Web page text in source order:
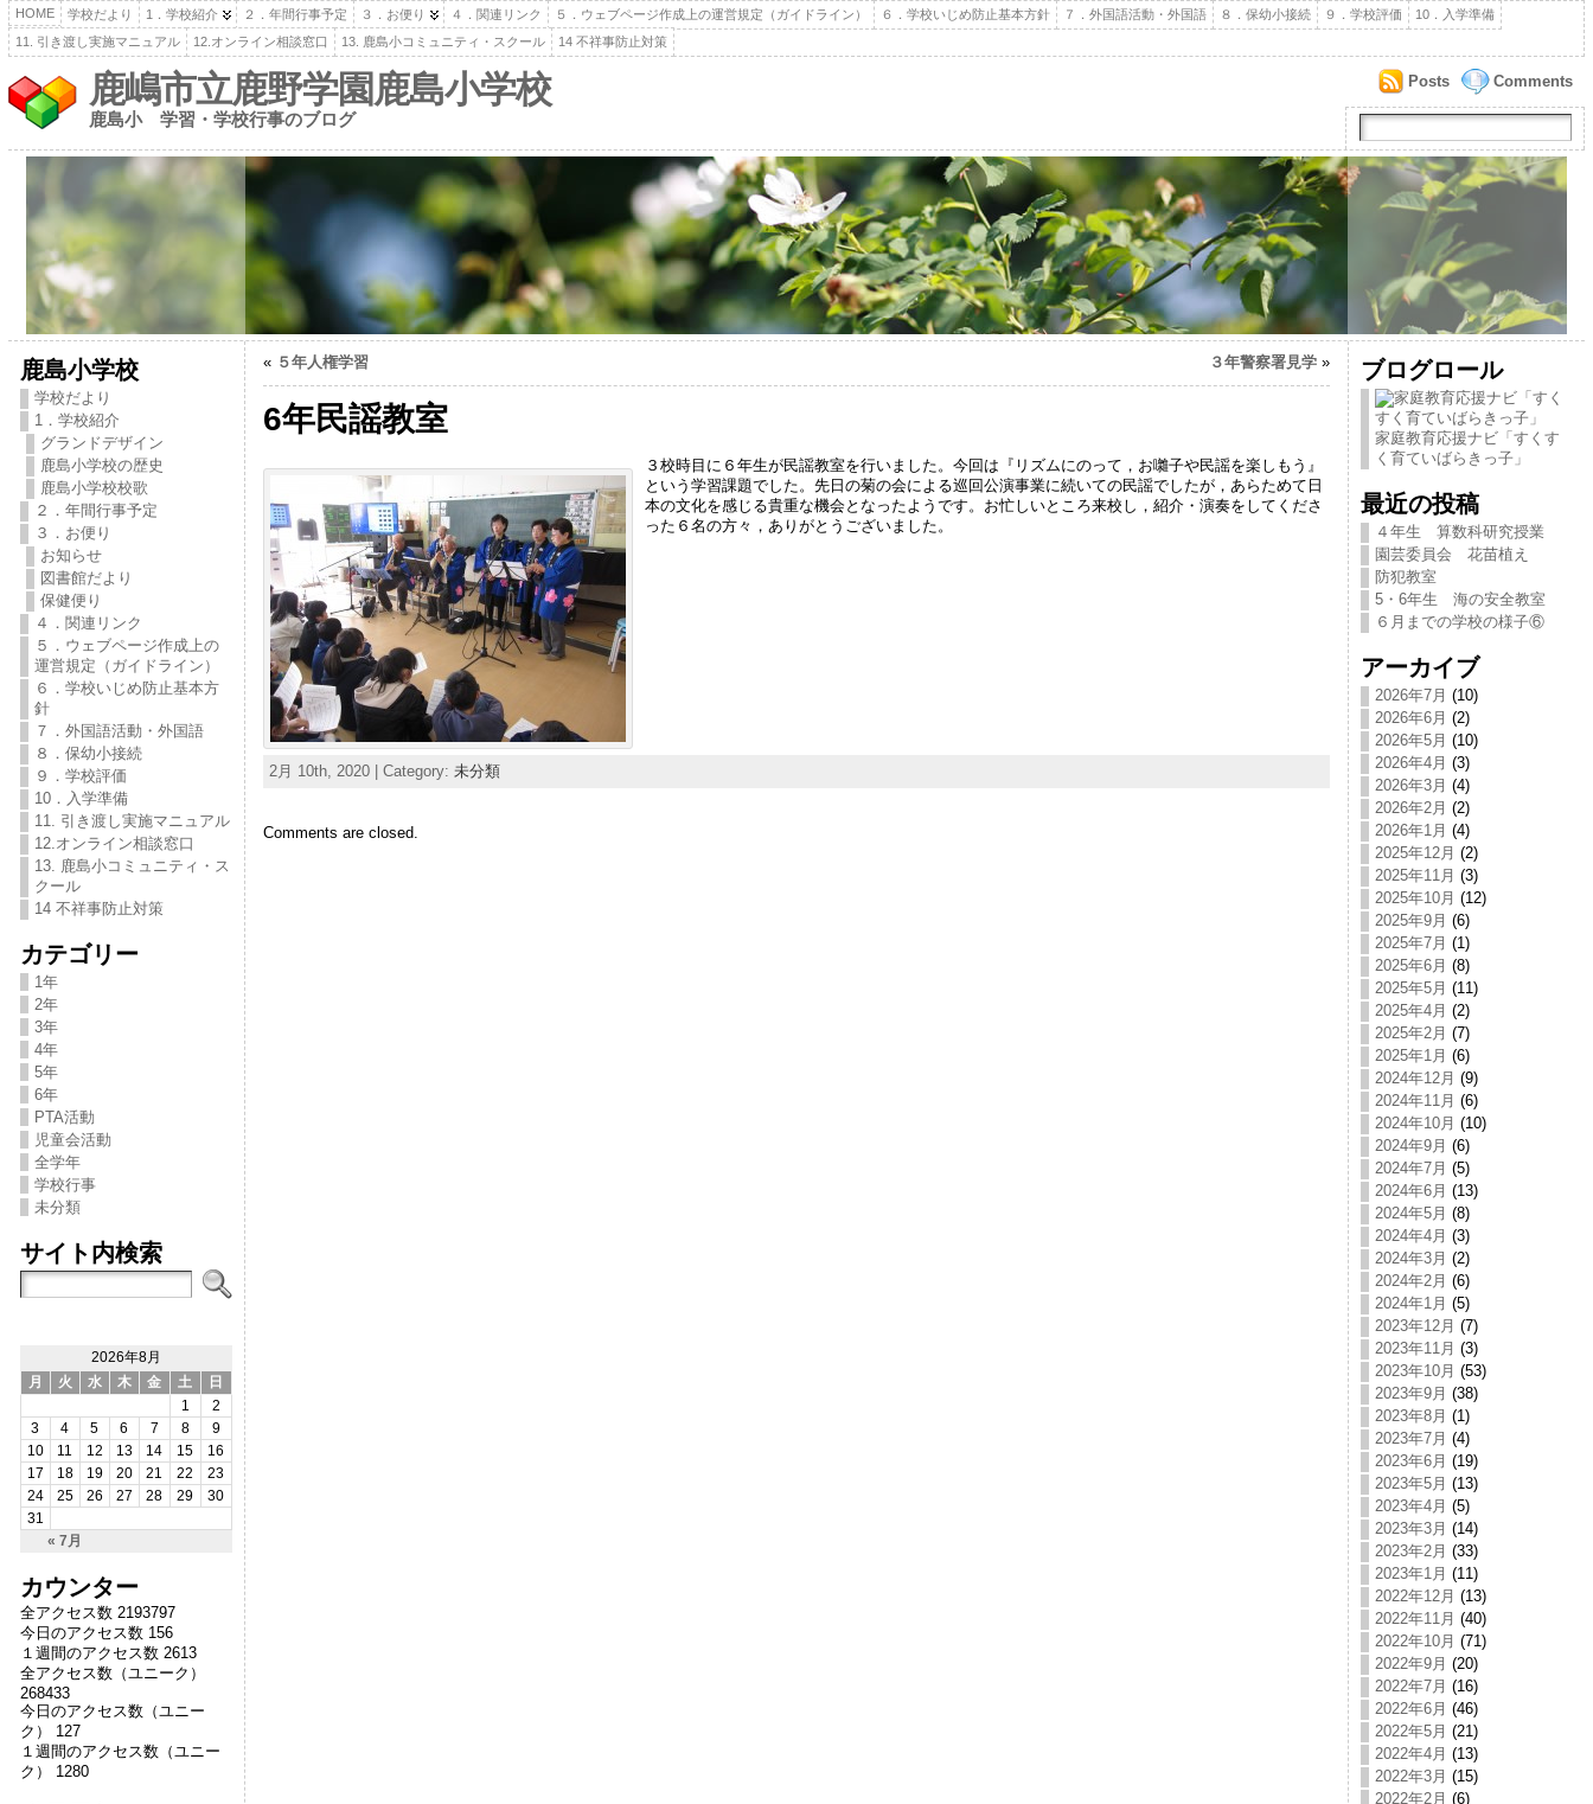
HOME 学校だより 1．学校紹介 ２．年間行事予定 ３．お便り ４．関連リンク ５．ウェブページ作成上の運営規定（ガイドライン） ６．学校いじめ防止基本方針 ７．外国語活動・外国語 ８．保幼小接続 ９．学校評価
10．入学準備
11. 引き渡し実施マニュアル
12.オンライン相談窓口 13. 鹿島小コミュニティ・スクール 14 不祥事防止対策
鹿嶋市立鹿野学園鹿島小学校
鹿島小 学習・学校行事のブログ
Comments
Posts
鹿島小学校
学校だより
1．学校紹介
グランドデザイン
鹿島小学校の歴史
鹿島小学校校歌
２．年間行事予定
３．お便り
お知らせ
図書館だより
保健便り
４．関連リンク
５．ウェブページ作成上の
運営規定（ガイドライン）
６．学校いじめ防止基本方
針
７．外国語活動・外国語
８．保幼小接続
９．学校評価
10．入学準備
11. 引き渡し実施マニュアル
12.オンライン相談窓口
13. 鹿島小コミュニティ・ス
クール
14 不祥事防止対策
カテゴリー
1年
2年
3年
4年
5年
6年
PTA活動
児童会活動
全学年
学校行事
未分類
サイト内検索
2026年8月
月
火 水 木 金 土 日
« 7月
1
2
3
4 5 6 7 8
9
10
11 12 13 14 15
16
17
18 19 20 21 22
23
24
25 26 27 28 29
30
31
カウンター
全アクセス数 2193797
今日のアクセス数 156
１週間のアクセス数 2613
全アクセス数（ユニーク）
268433
今日のアクセス数（ユニー
ク） 127
１週間のアクセス数（ユニー
ク） 1280
« ５年人権学習 ３年警察署見学»
6年民謡教室
３校時目に６年生が民謡教室を行いました。今回は『リズムにのって，お囃子や民謡を楽しもう』
という学習課題でした。先日の菊の会による巡回公演事業に続いての民謡でしたが，あらためて日
本の文化を感じる貴重な機会となったようです。お忙しいところ来校し，紹介・演奏をしてくださ
った６名の方々，ありがとうございました。
2月 10th, 2020 | Category: 未分類
Comments are closed.
ブログロール
家庭教育応援ナビ「すくす
く育ていばらきっ子」
最近の投稿
４年生 算数科研究授業
園芸委員会 花苗植え
防犯教室
5・6年生 海の安全教室
６月までの学校の様子⑥
アーカイブ
2026年7月 (10)
2026年6月 (2)
2026年5月 (10)
2026年4月 (3)
2026年3月 (4)
2026年2月 (2)
2026年1月 (4)
2025年12月 (2)
2025年11月 (3)
2025年10月 (12)
2025年9月 (6)
2025年7月 (1)
2025年6月 (8)
2025年5月 (11)
2025年4月 (2)
2025年2月 (7)
2025年1月 (6)
2024年12月 (9)
2024年11月 (6)
2024年10月 (10)
2024年9月 (6)
2024年7月 (5)
2024年6月 (13)
2024年5月 (8)
2024年4月 (3)
2024年3月 (2)
2024年2月 (6)
2024年1月 (5)
2023年12月 (7)
2023年11月 (3)
2023年10月 (53)
2023年9月 (38)
2023年8月 (1)
2023年7月 (4)
2023年6月 (19)
2023年5月 (13)
2023年4月 (5)
2023年3月 (14)
2023年2月 (33)
2023年1月 (11)
2022年12月 (13)
2022年11月 (40)
2022年10月 (71)
2022年9月 (20)
2022年7月 (16)
2022年6月 (46)
2022年5月 (21)
2022年4月 (13)
2022年3月 (15)
2022年2月 (6)